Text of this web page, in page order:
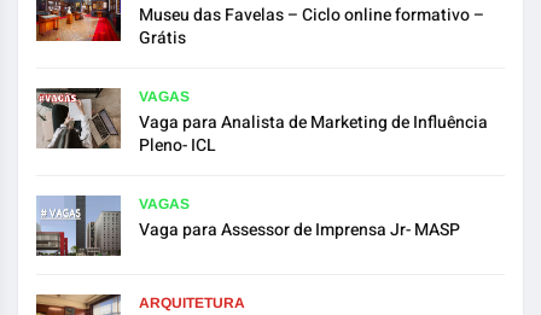
Museu das Favelas – Ciclo online formativo –
Grátis
VAGAS
Vaga para Analista de Marketing de Influência
Pleno- ICL
VAGAS
Vaga para Assessor de Imprensa Jr- MASP
ARQUITETURA